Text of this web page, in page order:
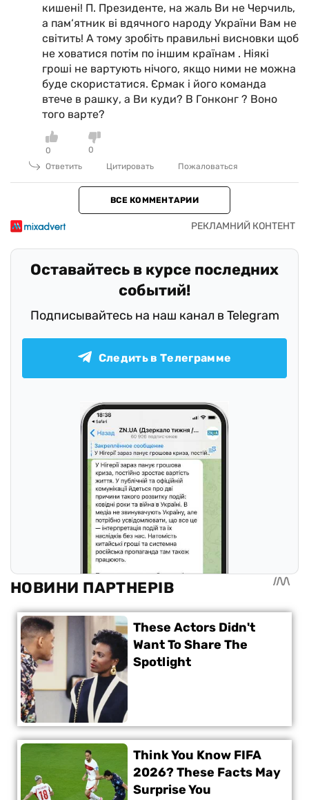
кишені! П. Президенте, на жаль Ви не Черчиль,
а пам‘ятник ві вдячного народу України Вам не
світить! А тому зробіть правильні висновки щоб
не ховатися потім по іншим країнам . Ніякі
гроші не вартують нічого, якщо ними не можна
буде скористатися. Єрмак і його команда
втече в рашку, а Ви куди? В Гонконг ? Воно
того варте?
0
0
Ответить
Цитировать Пожаловаться
ВСЕ КОММЕНТАРИИ
Оставайтесь в курсе последних
событий!
Подписывайтесь на наш канал в Telegram
Следить в Телеграмме